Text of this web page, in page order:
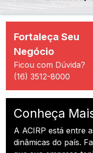
Fortaleça Seu
Negócio
Ficou com Dúvida?
(16) 3512-8000
Conheça
A ACIRP está entre
dinâmicas do país.